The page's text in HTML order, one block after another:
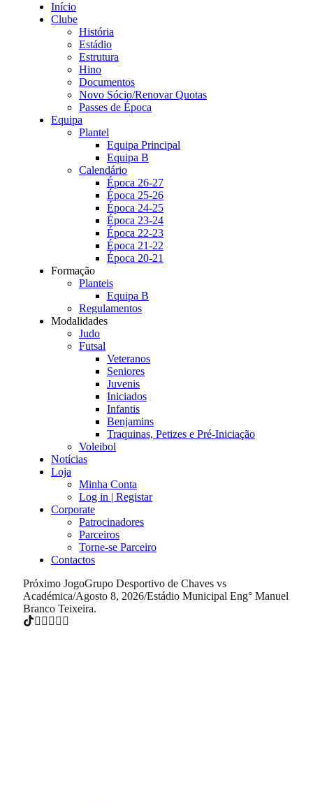
Início
Clube
História
Estádio
Estrutura
Hino
Documentos
Novo Sócio/Renovar Quotas
Passes de Época
Equipa
Plantel
Equipa Principal
Equipa B
Calendário
Época 26-27
Época 25-26
Época 24-25
Época 23-24
Época 22-23
Época 21-22
Época 20-21
Formação
Planteis
Equipa B
Regulamentos
Modalidades
Judo
Futsal
Veteranos
Seniores
Juvenis
Iniciados
Infantis
Benjamins
Traquinas, Petizes e Pré-Iniciação
Voleibol
Notícias
Loja
Minha Conta
Log in | Registar
Corporate
Patrocinadores
Parceiros
Torne-se Parceiro
Contactos
Próximo JogoGrupo Desportivo de Chaves vs
Académica/Agosto 8, 2026/Estádio Municipal Eng° Manuel
Branco Teixeira.